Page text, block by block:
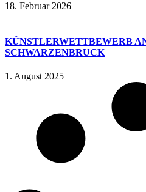
18. Februar 2026
KÜNSTLERWETTBEWERB
SCHWARZENBRUCK
1. August 2025